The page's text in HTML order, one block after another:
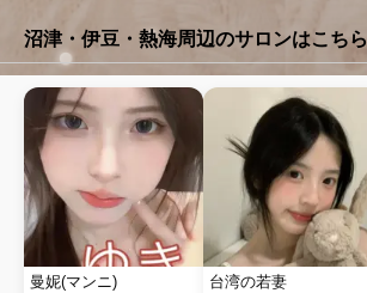
沼津・伊豆・熱海周辺のサロンはこちら
曼妮(マンニ) 台湾の若妻